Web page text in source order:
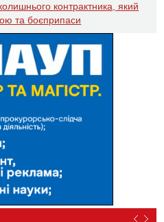
контрактника, який
та боєприпаси